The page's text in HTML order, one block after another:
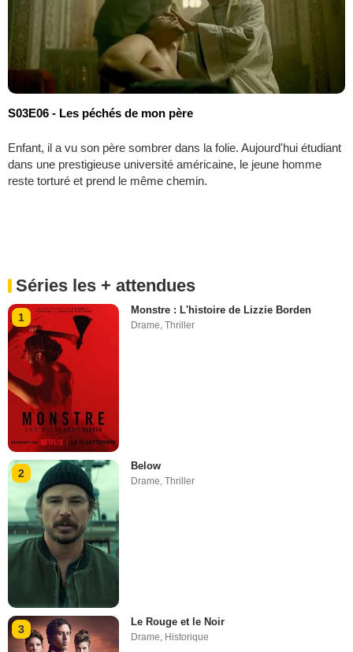
S03E06 - Les péchés de mon père
Enfant, il a vu son père sombrer dans la folie. Aujourd'hui étudiant
dans une prestigieuse université américaine, le jeune homme
reste torturé et prend le même chemin.
Séries les + attendues
1
Monstre : L'histoire de Lizzie Borden
Drame ,Thriller
2
Below
Drame,Thriller
3
Le Rouge et le Noir
Drame, Historique